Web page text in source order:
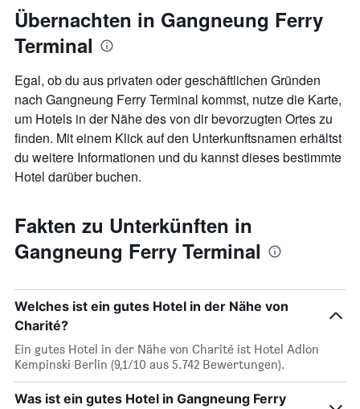
Übernachten in Gangneung Ferry
Terminal
Egal, ob du aus privaten oder geschäftlichen Gründen
nach Gangneung Ferry Terminal kommst, nutze die Karte,
um Hotels in der Nähe des von dir bevorzugten Ortes zu
finden. Mit einem Klick auf den Unterkunftsnamen erhältst
du weitere Informationen und du kannst dieses bestimmte
Hotel darüber buchen.
Fakten zu Unterkünften in
Gangneung Ferry Terminal
Welches ist ein gutes Hotel in der Nähe von
Charité?
Ein gutes Hotel in der Nähe von Charité ist Hotel Adlon
Kempinski Berlin (9,1/10 aus 5.742 Bewertungen).
Was ist ein gutes Hotel in Gangneung Ferry